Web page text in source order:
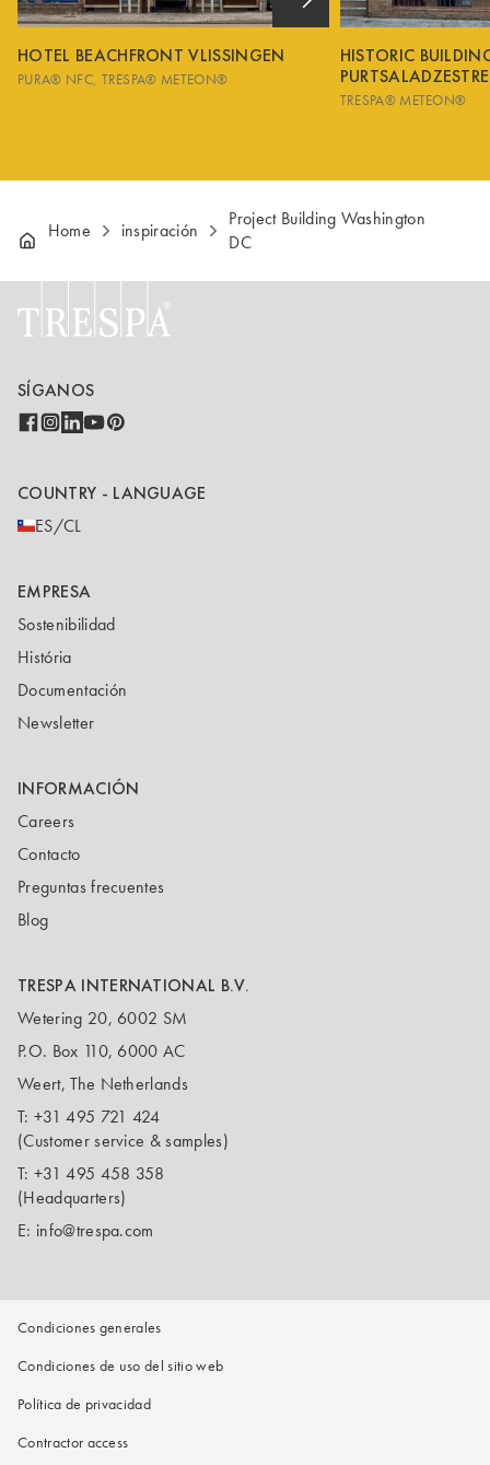
HOTEL BEACHFRONT VLISSINGEN
PURA® NFC TRESPA® METEON®
HISTORIC
TRESPA® METEON®
Home inspiración
Project Building Washington
DC
SÍGANOS
COUNTRY - LANGUAGE
ES/CL
EMPRESA
Sostenibilidad
História
Documentación
Newsletter
INFORMACIÓN
Careers
Contacto
Preguntas frecuentes
Blog
TRESPA INTERNATIONAL B.V.
Wetering 20, 6002 SM
P.O. Box 110, 6000 AC
Weert, The Netherlands
T: +31 495 721 424
(Customer service & samples)
T: +31 495 458 358
(Headquarters)
E: info@trespa.com
Condiciones generales
Condiciones de uso del sitio web
Política de privacidad
Contractor access